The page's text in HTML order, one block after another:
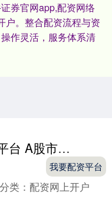
券官网app,配资网络
户。整合配资流程与资
作灵活，服务体系清
我要配资平台 A股市场处于存量博弈格局的阶段中股票配资的数据观察常见误区
我要配资平台
分类：配资网上开户
+0.93%
+1.01%